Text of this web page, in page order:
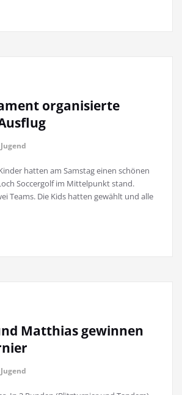
organisierte
Jugend
hatten am Samstag einen schönen
Soccergolf im Mittelpunkt stand.
Teams. Die Kids hatten gewählt und alle
Matthias gewinnen
Jugend